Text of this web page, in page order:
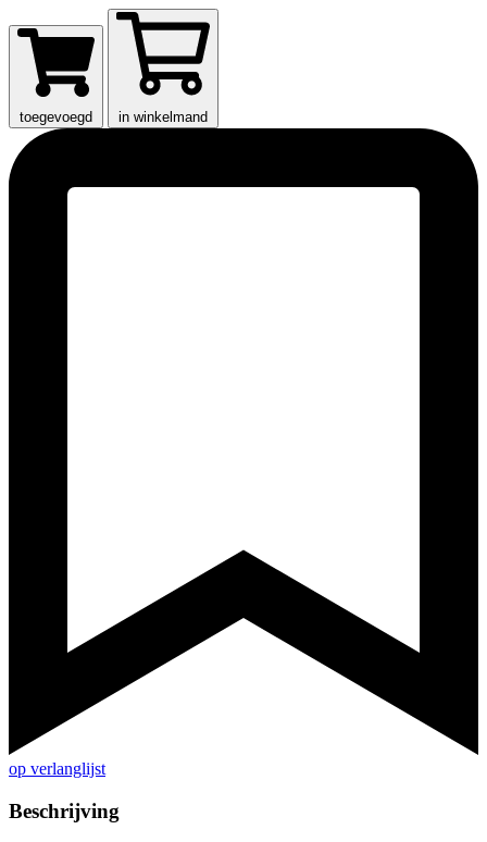
toegevoegd in winkelmand
op verlanglijst
Beschrijving